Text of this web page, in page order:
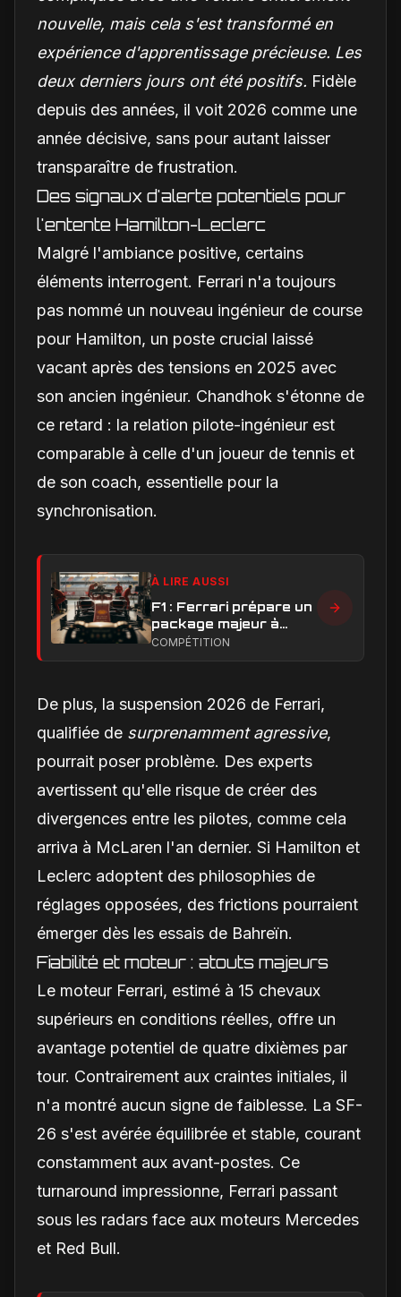
nouvelle, mais cela s'est transformé en
expérience d'apprentissage précieuse. Les
deux derniers jours ont été positifs. Fidèle
depuis des années, il voit 2026 comme une
année décisive, sans pour autant laisser
transparaître de frustration.
Des signaux d'alerte potentiels pour
l'entente Hamilton-Leclerc
Malgré l'ambiance positive, certains
éléments interrogent. Ferrari n'a toujours
pas nommé un nouveau ingénieur de course
pour Hamilton, un poste crucial laissé
vacant après des tensions en 2025 avec
son ancien ingénieur. Chandhok s'étonne de
ce retard : la relation pilote-ingénieur est
comparable à celle d'un joueur de tennis et
de son coach, essentielle pour la
synchronisation.
À LIRE AUSSI
F1 : Ferrari prépare un
package majeur à
Barcelone, un test
COMPÉTITION
De plus, la suspension 2026 de Ferrari,
qualifiée de surprenamment agressive,
pourrait poser problème. Des experts
avertissent qu'elle risque de créer des
divergences entre les pilotes, comme cela
arriva à McLaren l'an dernier. Si Hamilton et
Leclerc adoptent des philosophies de
réglages opposées, des frictions pourraient
émerger dès les essais de Bahreïn.
Fiabilité et moteur : atouts majeurs
Le moteur Ferrari, estimé à 15 chevaux
supérieurs en conditions réelles, offre un
avantage potentiel de quatre dixièmes par
tour. Contrairement aux craintes initiales, il
n'a montré aucun signe de faiblesse. La SF-
26 s'est avérée équilibrée et stable, courant
constamment aux avant-postes. Ce
turnaround impressionne, Ferrari passant
sous les radars face aux moteurs Mercedes
et Red Bull.